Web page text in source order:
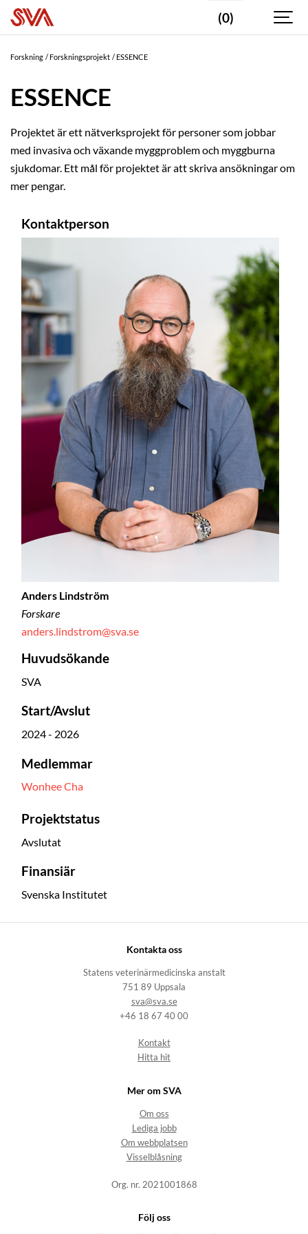
(0)
Forskning Forskningsprojekt ESSENCE
ESSENCE
Projektet är ett nätverksprojekt för personer som jobbar
med invasiva och växande myggproblem och myggburna
sjukdomar. Ett mål för projektet är att skriva ansökningar om
mer pengar.
Kontaktperson
Anders Lindström
Forskare
anders.lindstrom@sva.se
Huvudsökande
SVA
Start/Avslut
2024 - 2026
Medlemmar
Wonhee Cha
Projektstatus
Avslutat
Finansiär
Svenska Institutet
Kontakta oss
Statens veterinärmedicinska anstalt
751 89 Uppsala
sva@sva.se
+46 18 67 40 00
Kontakt
Hitta hit
Mer om SVA
Om oss
Lediga jobb
Om webbplatsen
Visselblåsning
Org. nr. 2021001868
Följ oss